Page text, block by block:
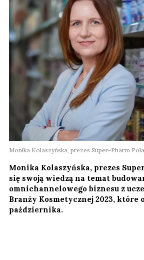
Monika Kolaszyńska, prezes Super-Pharm
Monika Kolaszyńska, prezes
się swoją wiedzą na temat
omnichannelowego biznesu z
Branży Kosmetycznej 2023, które
października.